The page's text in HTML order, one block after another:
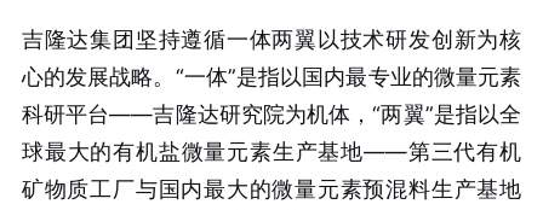
吉隆达集团坚持遵循一体两翼以技术研发创新为核
心的发展战略。“一体”是指以国内最专业的微量元素
科研平台——吉隆达研究院为机体，“两翼”是指以全
球最大的有机盐微量元素生产基地——第三代有机
矿物质工厂与国内最大的微量元素预混料生产基地